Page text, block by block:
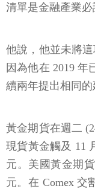
清單是金融產業必
他說，他並未將這
因為他在 2019
續兩年提出相同的
黃金期貨在週二
現貨黃金觸及 11
元。美國黃金期
元。在 Comex 交